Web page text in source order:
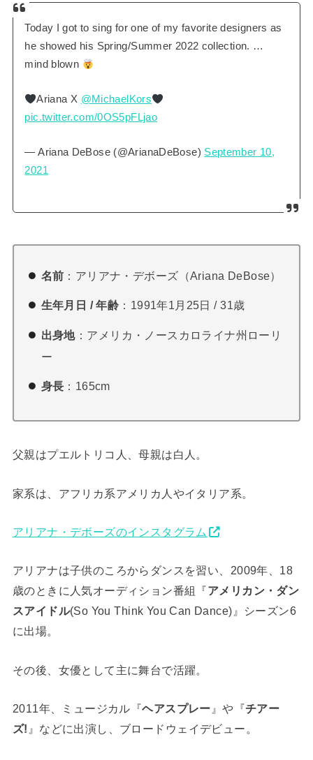
Today I got to sing for one of my favorite designers as
he showed his Spring/Summer 2022 collection. …
mind blown
Ariana X @MichaelKors
pic.twitter.com/0OS5pFLjao
— Ariana DeBose (@ArianaDeBose) September 10,
2021
名前 ：アリアナ・デボーズ（Ariana DeBose）
生年月日 / 年齢 ：1991年1月25日 / 31歳
出身地：アメリカ・ノースカロライナ州ローリ
ー
身長 ：165cm
父親はプエルトリコ人、母親は白人。
家系は、アフリカ系アメリカ人やイタリア系。
アリアナ・デボーズのインスタグラム
アリアナは子供のころからダンスを習い、2009年、18
歳のときに人気オーディション番組『アメリカン・ダン
スアイドル(So You Think You Can Dance)』シーズン6
に出場。
その後、女優として主に舞台で活躍。
2011年、ミュージカル『ヘアスプレー 』や『チアー
ズ! 』などに出演し、ブロードウェイデビュー。